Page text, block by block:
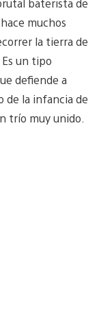
muchos
la tierra de
un tipo
defiende a
de la infancia de
trío muy unido.